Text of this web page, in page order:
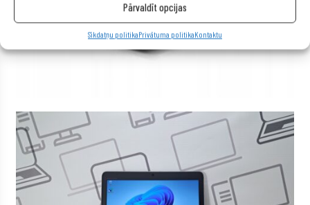
Pārvaldīt opcijas
Sīkdatņu politikaPrivātuma politikaKontaktu